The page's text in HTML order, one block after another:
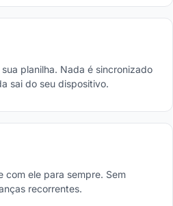
planilha. Nada é sincronizado
sai do seu dispositivo.
com ele para sempre. Sem
recorrentes.